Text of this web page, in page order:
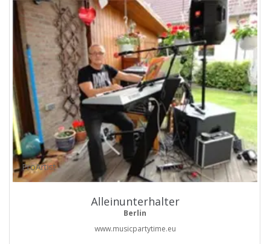
ProArtist
Alleinunterhalter
Berlin
www.musicpartytime.eu